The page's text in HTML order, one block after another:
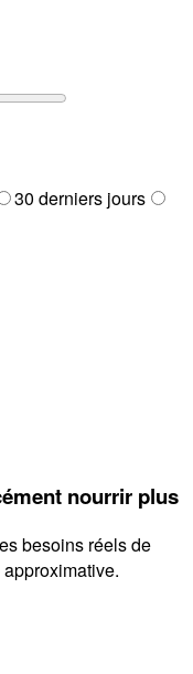
30 derniers jours
nourrir plus
besoins réels de